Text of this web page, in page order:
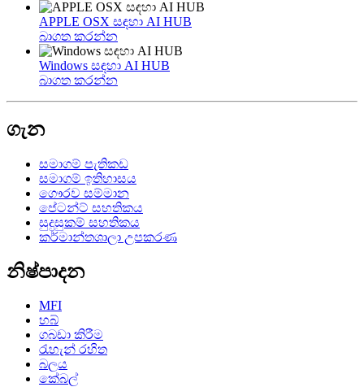
APPLE OSX සඳහා AI HUB
බාගත කරන්න
Windows සඳහා AI HUB
බාගත කරන්න
ගැන
සමාගම් පැතිකඩ
සමාගම් ඉතිහාසය
ගෞරව සම්මාන
පේටන්ට් සහතිකය
සුදුසුකම් සහතිකය
කර්මාන්තශාලා උපකරණ
නිෂ්පාදන
MFI
හබ්
ගබඩා කිරීම
රැහැන් රහිත
බලය
කේබල්